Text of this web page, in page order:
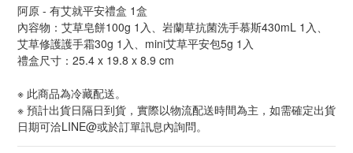
阿原 - 有艾就平安禮盒 1盒
內容物：艾草皂餅100g 1入、岩蘭草抗菌洗手慕斯430mL 1入、
艾草修護護手霜30g 1入、mini艾草平安包5g 1入
禮盒尺寸：25.4 x 19.8 x 8.9 cm
※ 此商品為冷藏配送。
※ 預計出貨日隔日到貨，實際以物流配送時間為主，如需確定出貨
日期可洽LINE@或於訂單訊息內詢問。